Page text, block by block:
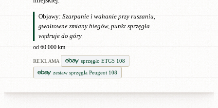
Objawy: Szarpanie i wahanie przy ruszaniu,
gwałtowne zmiany biegów, punkt sprzęgła
wędruje do góry
od 60 000 km
REKLAMA
sprzęgło ETG5 108
zestaw sprzęgła Peugeot 108